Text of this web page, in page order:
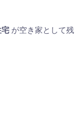
宅 が空き家として残